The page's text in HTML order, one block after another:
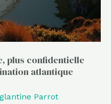
plus confidentielle
atlantique
Parrot